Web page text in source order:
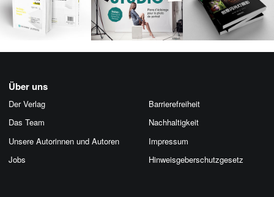
Über uns
Der Verlag
Das Team
Unsere Autorinnen und Autoren
Jobs
Barrierefreiheit
Nachhaltigkeit
Impressum
Hinweis­geber­schutz­gesetz